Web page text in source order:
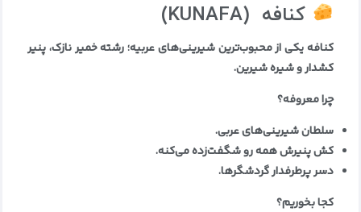
کنافه (KUNAFA)
کنافه یکی از محبوب‌ترین شیرینی‌های عربیه؛ رشته خمیر نازک، پنیر
کشدار و شیره شیرین.
چرا معروفه؟
سلطان شیرینی‌های عربی.
کش پنیرش همه رو شگفت‌زده می‌کنه.
دسر پرطرفدار گردشگرها.
کجا بخوریم؟